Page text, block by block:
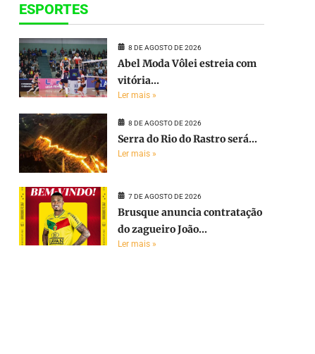
ESPORTES
8 DE AGOSTO DE 2026
Abel Moda Vôlei estreia com
vitória...
Ler mais »
8 DE AGOSTO DE 2026
Serra do Rio do Rastro será...
Ler mais »
7 DE AGOSTO DE 2026
Brusque anuncia contratação
do zagueiro João...
Ler mais »